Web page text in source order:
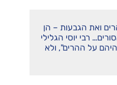
ואת הגבעות – הן
רבי יוסי הגלילי
על ההרים", ולא